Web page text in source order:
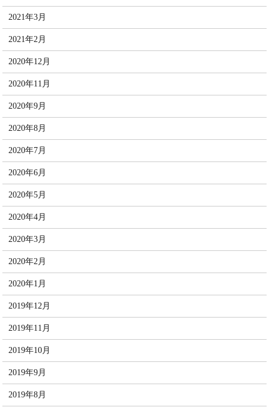
2021年3月
2021年2月
2020年12月
2020年11月
2020年9月
2020年8月
2020年7月
2020年6月
2020年5月
2020年4月
2020年3月
2020年2月
2020年1月
2019年12月
2019年11月
2019年10月
2019年9月
2019年8月